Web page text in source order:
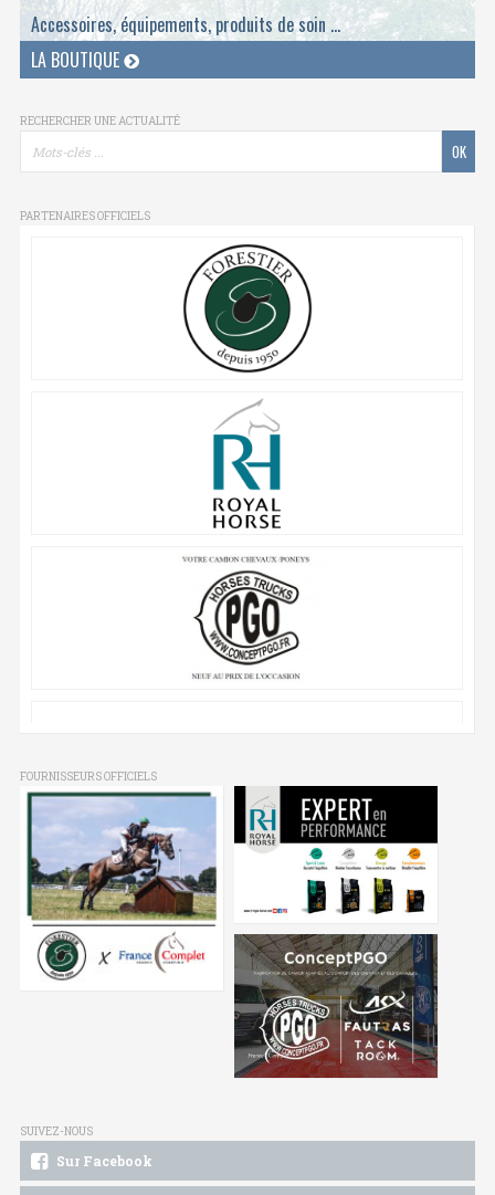
Accessoires, équipements, produits de soin ...
LA BOUTIQUE
RECHERCHER UNE ACTUALITÉ
PARTENAIRES OFFICIELS
FOURNISSEURS OFFICIELS
SUIVEZ-NOUS
Sur Facebook